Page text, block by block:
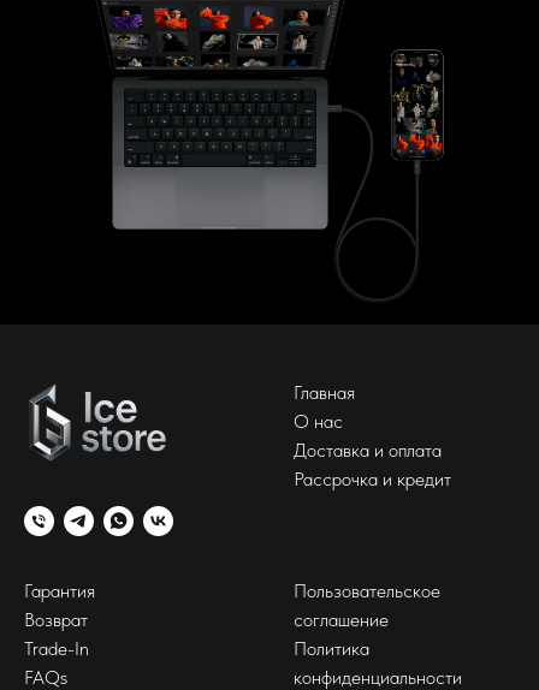
Главная
О нас
Доставка и оплата
Рассрочка и кредит
Гарантия
Возврат
Trade-In
FAQs
Пользовательское
соглашение
Политика
конфиденциальности